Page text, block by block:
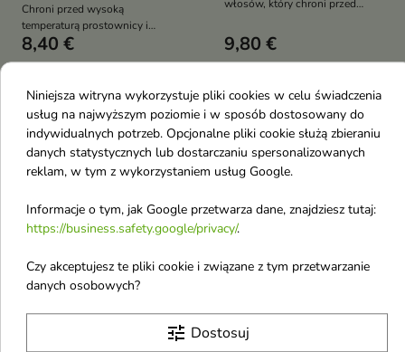
Chroni przed wysoką
temperaturą prostownicy i
suszarki
8,40 €
włosów, który chroni przed
wygładza, nawilża i nadaje
zdrowy blask bez obciążania
9,80 €
-16% favorite_border
ONLYBIO Hair in
Balance Kolor Spray
termoochronny ochrona
favorite_border
Protect termoochronne
Serum do stylizacji
Niniejsza witryna wykorzystuje pliki cookies w celu świadczenia
usług na najwyższym poziomie i w sposób dostosowany do
indywidualnych potrzeb. Opcjonalne pliki cookie służą zbieraniu
danych statystycznych lub dostarczaniu spersonalizowanych
reklam, w tym z wykorzystaniem usług Google.
Informacje o tym, jak Google przetwarza dane, znajdziesz tutaj:
https://business.safety.google/privacy/.
Czy akceptujesz te pliki cookie i związane z tym przetwarzanie
danych osobowych?
tune Dostosuj